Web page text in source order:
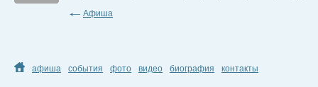
Афиша
афиша события фото видео биография контакты